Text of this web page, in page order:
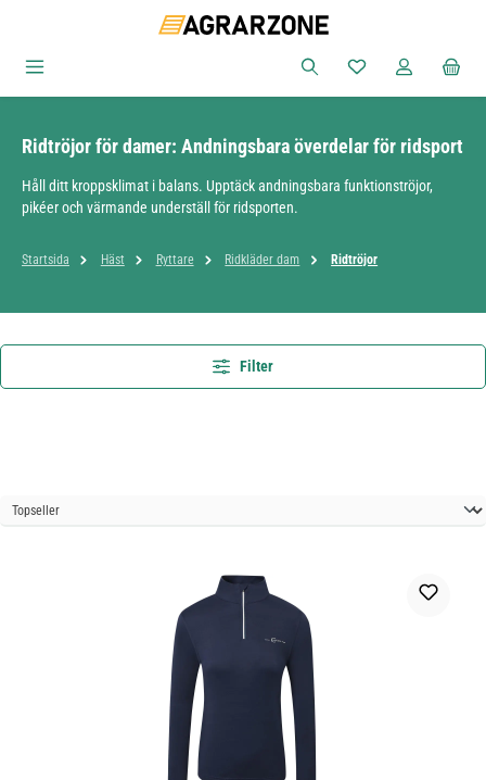
Du har 0 objekt i
Ridtröjor för damer: Andningsbara överdelar för ridsport
Håll ditt kroppsklimat i balans. Upptäck andningsbara funktionströjor,
pikéer och värmande underställ för ridsporten.
Startsida Häst Ryttare Ridkläder dam Ridtröjor
Filter